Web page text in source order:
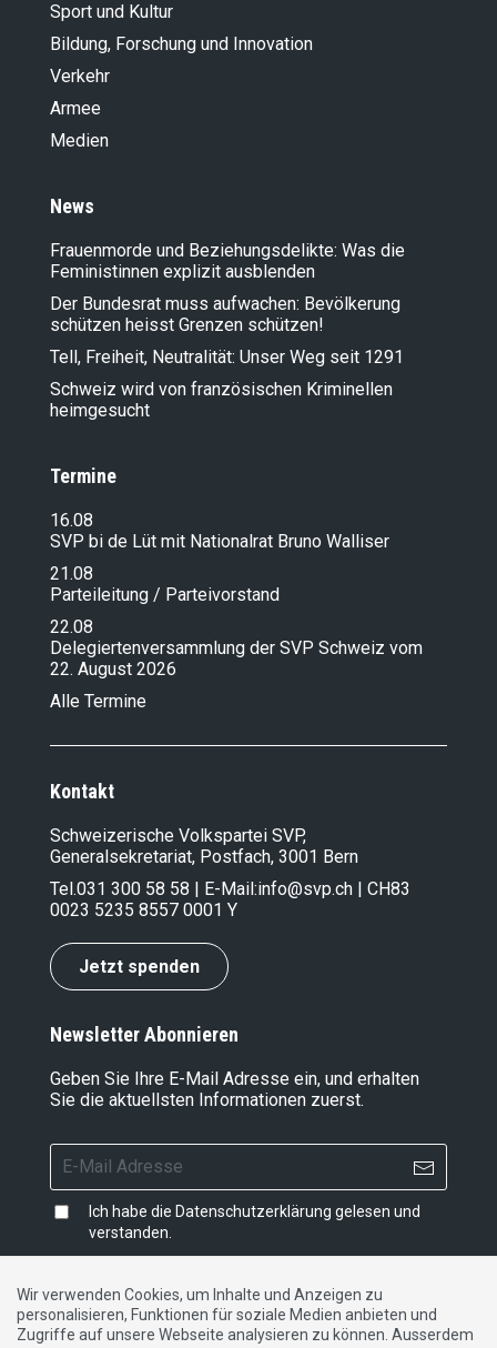
Sport und Kultur
Bildung, Forschung und Innovation
Verkehr
Armee
Medien
News
Frauenmorde und Beziehungsdelikte: Was die
Feministinnen explizit ausblenden
Der Bundesrat muss aufwachen: Bevölkerung
schützen heisst Grenzen schützen!
Tell, Freiheit, Neutralität: Unser Weg seit 1291
Schweiz wird von französischen Kriminellen
heimgesucht
Termine
16.08
SVP bi de Lüt mit Nationalrat Bruno Walliser
21.08
Parteileitung / Parteivorstand
22.08
Delegiertenversammlung der SVP Schweiz vom
22. August 2026
Alle Termine
Kontakt
Schweizerische Volkspartei SVP,
Generalsekretariat, Postfach, 3001 Bern
Tel.031 300 58 58 | E-Mail:info@svp.ch | CH83
0023 5235 8557 0001 Y
Jetzt spenden
Newsletter Abonnieren
Geben Sie Ihre E-Mail Adresse ein, und erhalten
Sie die aktuellsten Informationen zuerst.
Ich habe die Datenschutzerklärung gelesen und
verstanden.
Impressum|Datenschutzerklärung|Kontakt
Wir verwenden Cookies, um Inhalte und Anzeigen zu
personalisieren, Funktionen für soziale Medien anbieten und
Zugriffe auf unsere Webseite analysieren zu können. Ausserdem